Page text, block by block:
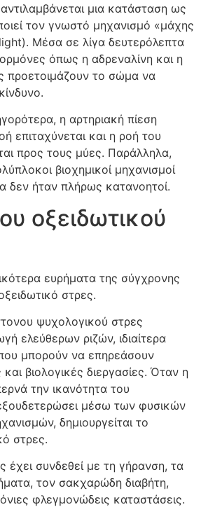
μια κατάσταση ως
τον γνωστό μηχανισμό «μάχης
Μέσα σε λίγα δευτερόλεπτα
όπως η αδρεναλίνη και η
προετοιμάζουν το σώμα να
η αρτηριακή πίεση
επιταχύνεται και η ροή του
προς τους μύες. Παράλληλα,
βιοχημικοί μηχανισμοί
δεν ήταν πλήρως κατανοητοί.
οξειδωτικού
ευρήματα της σύγχρονης
στρες.
ψυχολογικού στρες
ελεύθερων ριζών, ιδιαίτερα
μπορούν να επηρεάσουν
βιολογικές διεργασίες. Όταν η
την ικανότητα του
μέσω των φυσικών
δημιουργείται το
στρες.
έχει συνδεθεί με τη γήρανση, τα
τον σακχαρώδη διαβήτη,
φλεγμονώδεις καταστάσεις.